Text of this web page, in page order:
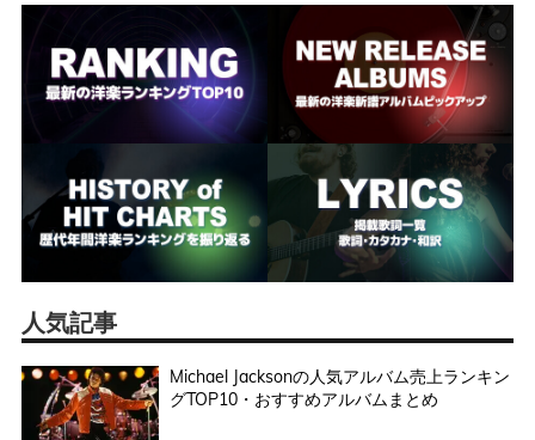
人気記事
Michael Jacksonの人気アルバム売上ランキン
グTOP10・おすすめアルバムまとめ